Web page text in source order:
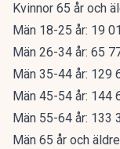
Kvinnor 65 år och
Män 18-25 år: 19
Män 26-34 år: 65
Män 35-44 år: 129
Män 45-54 år: 144
Män 55-64 år: 133
Män 65 år och